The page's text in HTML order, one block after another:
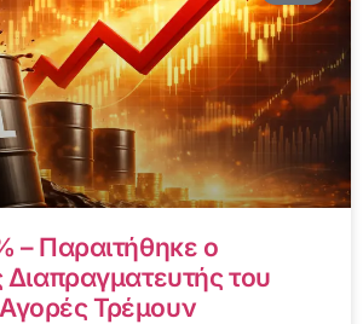
– Παραιτήθηκε ο
του
Αγορές Τρέμουν